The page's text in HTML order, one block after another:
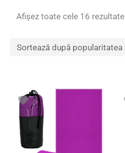
Afișez toate cele 16 rezultate